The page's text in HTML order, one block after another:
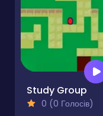
Study Group
0 (0 Голосів)